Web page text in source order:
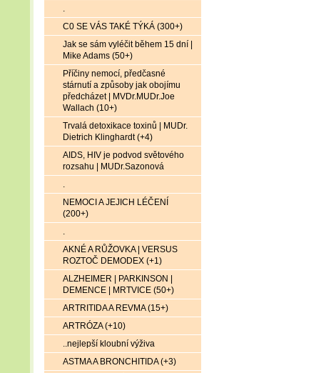
.
C0 SE VÁS TAKÉ TÝKÁ (300+)
Jak se sám vyléčit během 15 dní |
Mike Adams (50+)
Příčiny nemocí, předčasné
stárnutí a způsoby jak obojímu
předcházet | MVDr.MUDr.Joe
Wallach (10+)
Trvalá detoxikace toxinů | MUDr.
Dietrich Klinghardt (+4)
AIDS, HIV je podvod světového
rozsahu | MUDr.Sazonová
.
NEMOCI A JEJICH LÉČENÍ
(200+)
.
AKNÉ A RŮŽOVKA | VERSUS
ROZTOČ DEMODEX (+1)
ALZHEIMER | PARKINSON |
DEMENCE | MRTVICE (50+)
ARTRITIDA A REVMA (15+)
ARTRÓZA (+10)
..nejlepší kloubní výživa
ASTMA A BRONCHITIDA (+3)